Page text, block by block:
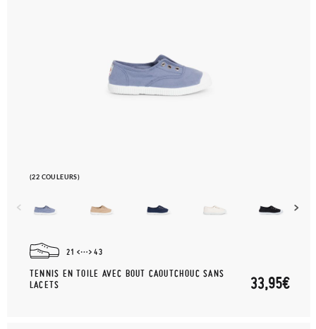
(22 COULEURS)
21 43
TENNIS EN TOILE AVEC BOUT CAOUTCHOUC SANS
LACETS
33,95€